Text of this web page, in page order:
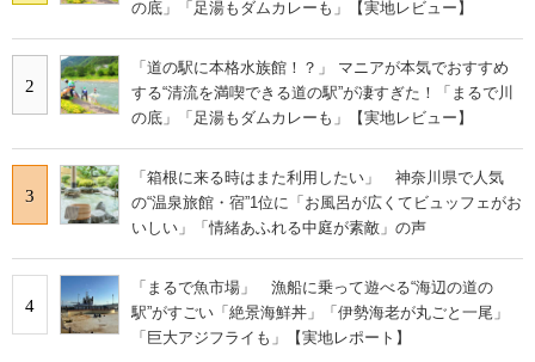
の底」「足湯もダムカレーも」【実地レビュー】
2
「道の駅に本格水族館！？」 マニアが本気でおすすめ
する“清流を満喫できる道の駅”が凄すぎた！「まるで川
の底」「足湯もダムカレーも」【実地レビュー】
3
「箱根に来る時はまた利用したい」 神奈川県で人気
の“温泉旅館・宿”1位に「お風呂が広くてビュッフェがお
いしい」「情緒あふれる中庭が素敵」の声
4
「まるで魚市場」 漁船に乗って遊べる“海辺の道の
駅”がすごい「絶景海鮮丼」「伊勢海老が丸ごと一尾」
「巨大アジフライも」【実地レポート】